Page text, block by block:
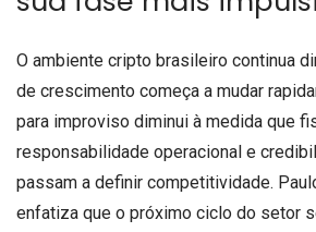
O ambiente cripto brasileiro continua
de crescimento começa a mudar
para improviso diminui à medida que
responsabilidade operacional e
passam a definir competitividade.
enfatiza que o próximo ciclo do setor